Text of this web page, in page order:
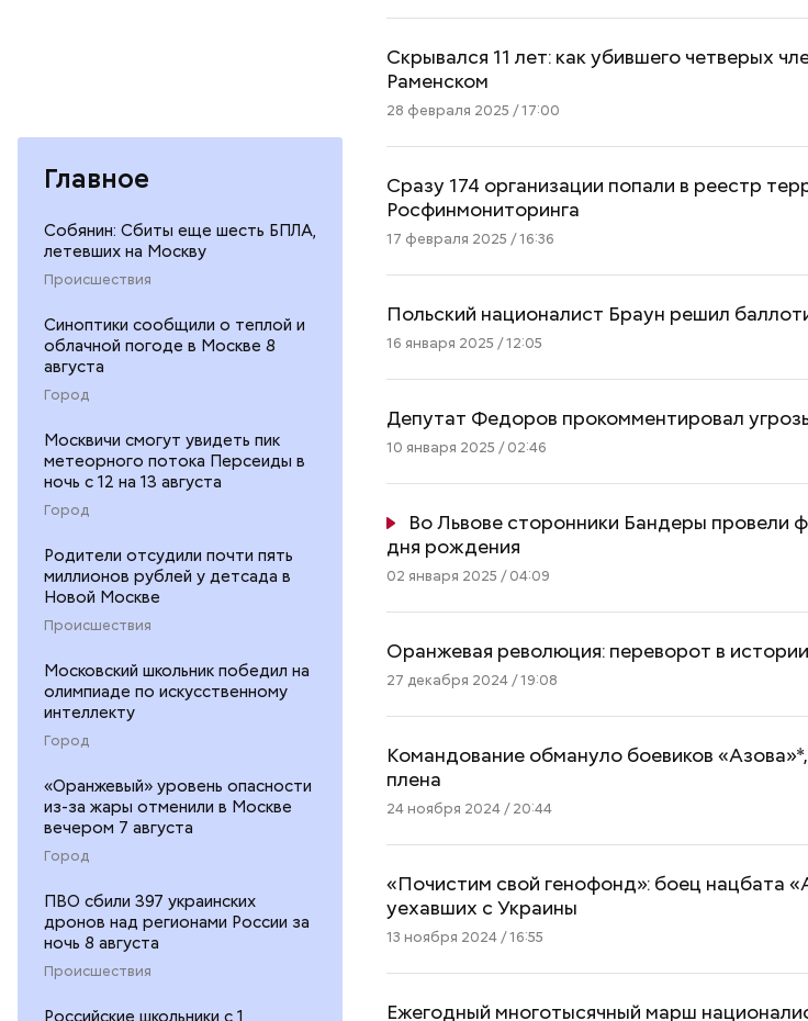
Главное
Собянин: Сбиты еще шесть БПЛА,
летевших на Москву
Происшествия
Синоптики сообщили о теплой и
облачной погоде в Москве 8
августа
Город
Москвичи смогут увидеть пик
метеорного потока Персеиды в
ночь с 12 на 13 августа
Город
Родители отсудили почти пять
миллионов рублей у детсада в
Новой Москве
Происшествия
Московский школьник победил на
олимпиаде по искусственному
интеллекту
Город
«Оранжевый» уровень опасности
из-за жары отменили в Москве
вечером 7 августа
Город
ПВО сбили 397 украинских
дронов над регионами России за
ночь 8 августа
Происшествия
Скрывался 11 лет: как убившего четверых
Раменском
28 февраля 2025 / 17:00
Сразу 174 организации попали в реестр
Росфинмониторинга
17 февраля 2025 / 16:36
Польский националист Браун решил
16 января 2025 / 12:05
Депутат Федоров прокомментировал
10 января 2025 / 02:46
Во Львове сторонники Бандеры провели
дня рождения
02 января 2025 / 04:09
Оранжевая революция: переворот в
27 декабря 2024 / 19:08
Командование обмануло боевиков
плена
24 ноября 2024 / 20:44
«Почистим свой генофонд»: боец нацбата
уехавших с Украины
13 ноября 2024 / 16:55
Ежегодный многотысячный марш